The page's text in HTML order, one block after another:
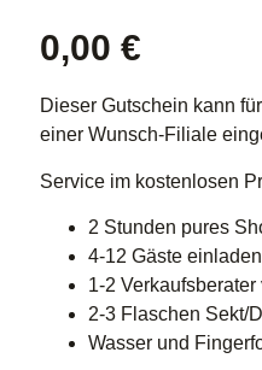
0,00 €
Dieser Gutschein kann
einer Wunsch-Filiale
Service im kostenlosen
2 Stunden pures
4-12 Gäste einladen
1-2 Verkaufsberater
2-3 Flaschen Sekt/
Wasser und